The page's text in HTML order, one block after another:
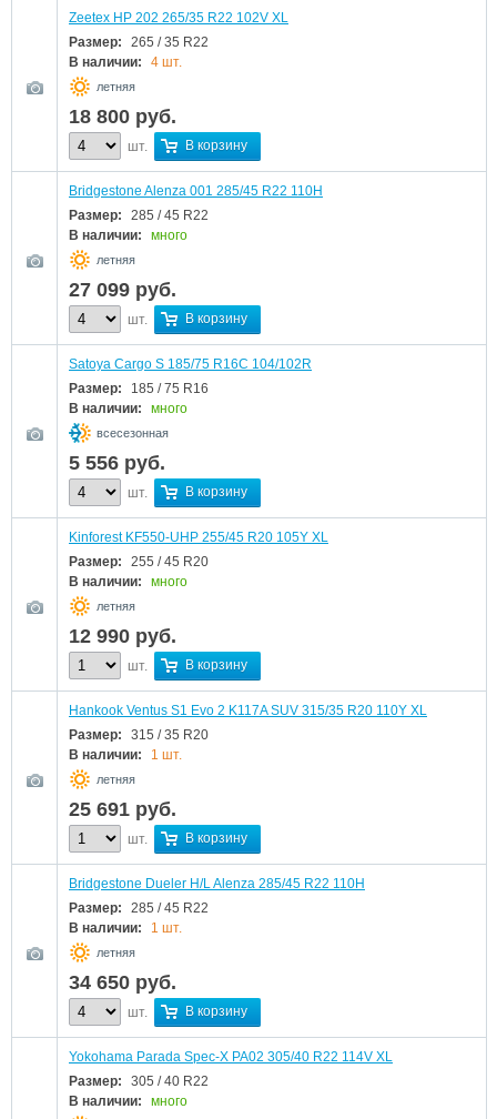
Zeetex HP 202 265/35 R22 102V XL
Размер:
265 / 35 R22
В наличии:
4 шт.
летняя
18 800 руб.
шт. В корзину
Bridgestone Alenza 001 285/45 R22 110H
Размер:
285 / 45 R22
В наличии:
много
летняя
27 099 руб.
шт. В корзину
Satoya Cargo S 185/75 R16C 104/102R
Размер:
185 / 75 R16
В наличии:
много
всесезонная
5 556 руб.
шт. В корзину
Kinforest KF550-UHP 255/45 R20 105Y XL
Размер:
255 / 45 R20
В наличии:
много
летняя
12 990 руб.
шт. В корзину
Hankook Ventus S1 Evo 2 K117A SUV 315/35 R20 110Y XL
Размер:
315 / 35 R20
В наличии:
1 шт.
летняя
25 691 руб.
шт. В корзину
Bridgestone Dueler H/L Alenza 285/45 R22 110H
Размер:
285 / 45 R22
В наличии:
1 шт.
летняя
34 650 руб.
шт. В корзину
Yokohama Parada Spec-X PA02 305/40 R22 114V XL
Размер:
305 / 40 R22
В наличии:
много